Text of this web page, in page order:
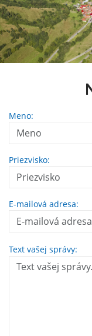
Meno:
Priezvisko:
E-mailová adresa:
Text vašej správy: